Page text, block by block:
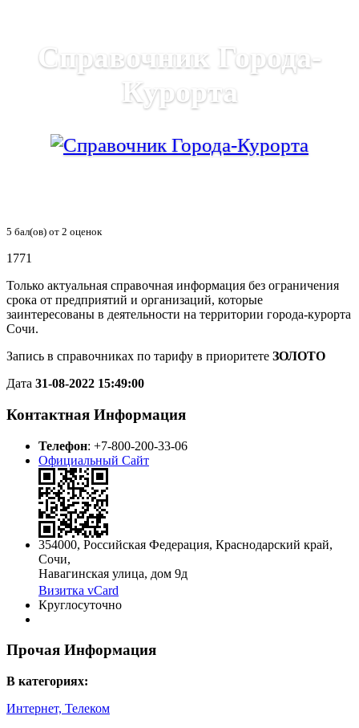
Справочник Города-
Курорта
5 бал(ов) от 2 оценок
1771
Только актуальная справочная информация без ограничения
срока от предприятий и организаций, которые
заинтересованы в деятельности на территории города-курорта
Сочи.
Запись в справочниках по тарифу в приоритете ЗОЛОТО
Дата 31-08-2022 15:49:00
Контактная Информация
Телефон: +7-800-200-33-06
Официальный Сайт
354000, Российская Федерация, Краснодарский край,
Сочи,
Навагинская улица, дом 9д
Визитка vCard
Круглосуточно
Прочая Информация
В категориях:
Интернет, Телеком